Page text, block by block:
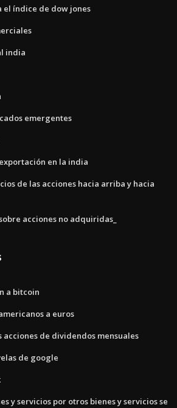
el índice de dow jones
india
emergentes
en la india
de las acciones hacia arriba y hacia
acciones no adquiridas_
a bitcoin
a euros
acciones de dividendos mensuales
de google
y servicios por otros bienes y servicios se